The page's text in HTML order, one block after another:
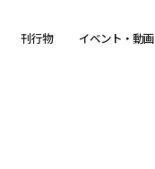
刊行物 イベント・動画